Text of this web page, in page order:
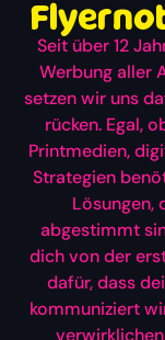
Seit über 12
Werbung aller
setzen wir uns
rücken. Egal,
Printmedien,
Strategien
Lösungen,
abgestimmt
dich von der
dafür, dass
kommuniziert